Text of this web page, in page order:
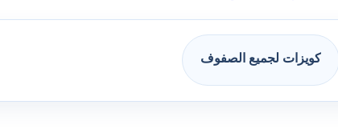
كويزات لجميع الصفوف